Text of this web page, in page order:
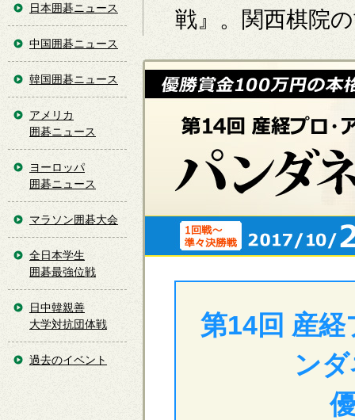
戦』。関西棋院
第14回 産
ン
日本囲碁ニュース
中国囲碁ニュース
韓国囲碁ニュース
アメリカ
囲碁ニュース
ヨーロッパ
囲碁ニュース
マラソン囲碁大会
全日本学生
囲碁最強位戦
日中韓親善
大学対抗団体戦
過去のイベント